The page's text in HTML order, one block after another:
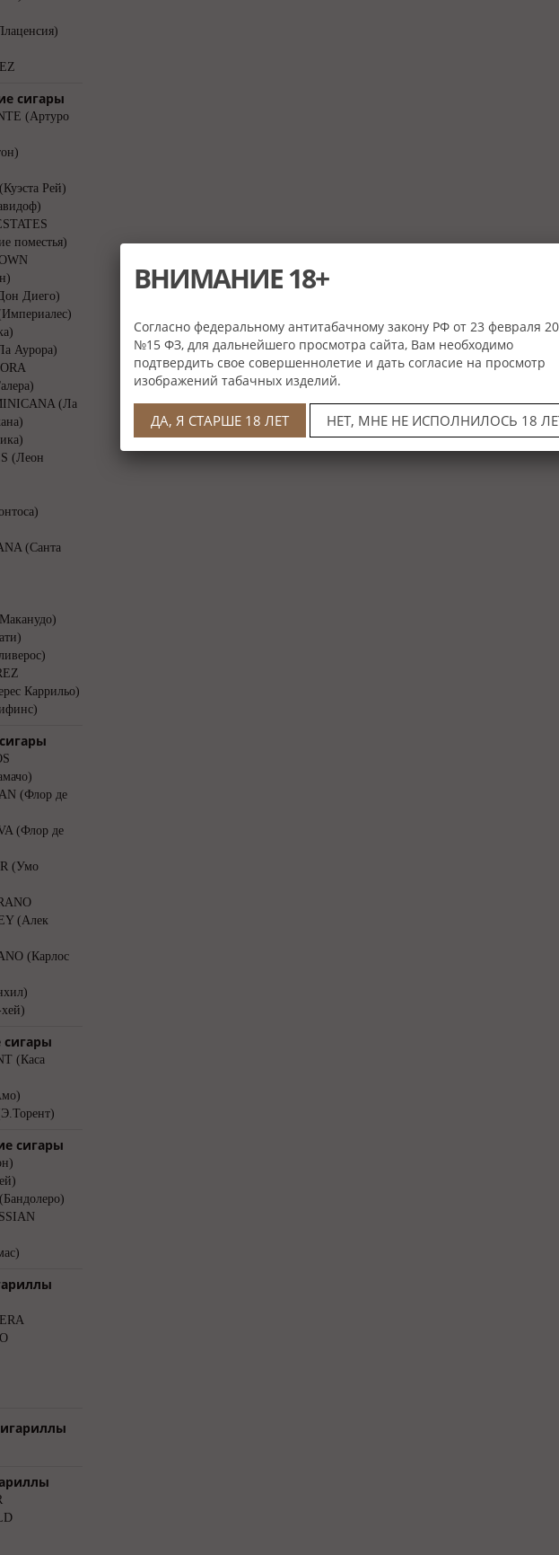
сигары
(Артуро
Рей)
поместья)
Диего)
Аурора)
(Ла
(Леон
(Санта
Каррильо)
(Флор де
(Флор де
(Умо
(Алек
(Карлос
сигары
(Каса
сигары
ВНИМАНИЕ 18+
Согласно федеральному антитабачному закону РФ от 23 февраля
№15 ФЗ, для дальнейшего просмотра сайта, Вам необходимо
подтвердить свое совершеннолетие и дать согласие на просмотр
изображений табачных изделий.
ДА, Я СТАРШЕ 18 ЛЕТ НЕТ, МНЕ НЕ ИСПОЛНИЛОСЬ 18